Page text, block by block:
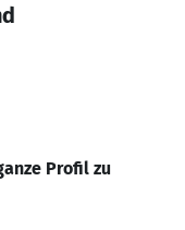
Profil zu